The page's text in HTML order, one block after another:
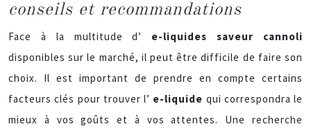
conseils et recommandations
Face à la multitude d’ e-liquides saveur cannoli
disponibles sur le marché, il peut être difficile de faire son
choix. Il est important de prendre en compte certains
facteurs clés pour trouver l’ e-liquide qui correspondra le
mieux à vos goûts et à vos attentes. Une recherche